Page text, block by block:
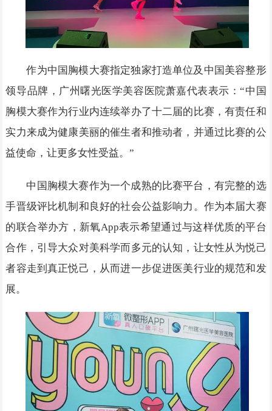
作为中国胸模大赛指定独家打造单位及中国美容整形
领导品牌，广州曙光医学美容医院萧嘉代表表示：“中国
胸模大赛作为行业内连续举办了十二届的比赛，有责任和
实力来成为健康美丽的催生者和推动者，并通过比赛的公
益使命，让更多女性受益。”
中国胸模大赛作为一个成熟的比赛平台，有完整的选
手晋级评比机制和良好的社会公益影响力。作为本届大赛
的联合举办方，新氧App表示希望通过与这样优质的平台
合作，引导大众对美科学而多元的认知，让女性从为悦己
者容走到真正悦己，从而进一步促进医美行业的规范和发
展。